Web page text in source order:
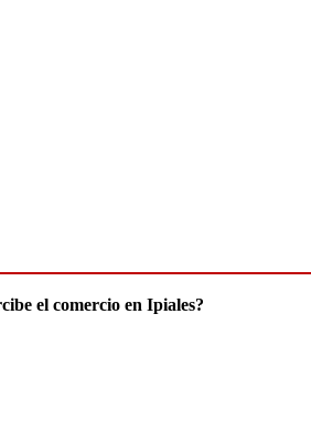
el comercio en Ipiales?